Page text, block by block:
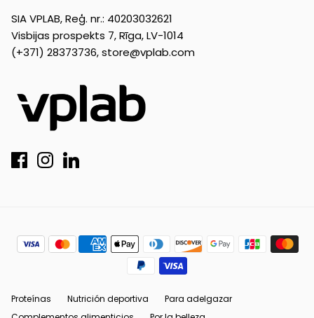
SIA VPLAB, Reģ. nr.: 40203032621
Visbijas prospekts 7, Rīga, LV-1014
(+371) 28373736,store@vplab.com
Proteínas Nutrición deportiva
Para adelgazar